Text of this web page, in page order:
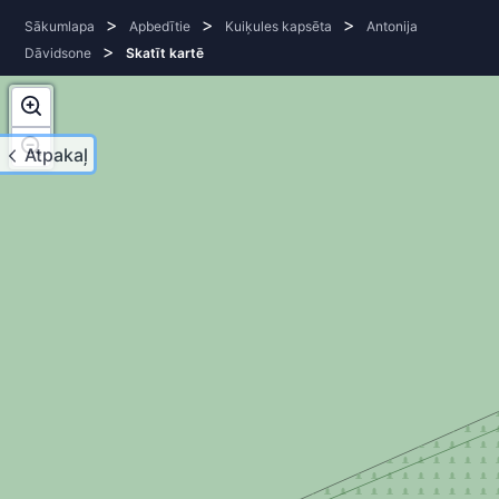
Atpakaļ
Sākumlapa > Apbedītie > Kuiķules kapsēta >
Antonija
Dāvidsone
> Skatīt kartē